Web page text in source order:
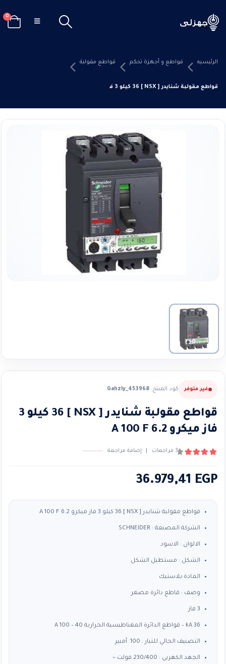
0
الرئيسيه قواطع و أجهزة تحكم قواطع مقولبة
قواطع مقولبة شنايدر [ NSX ] 36 كيلو 3 فاز ميكرو 6.2 A 100 F
غير متوفر كود المنتج: Gahzly_453968
قواطع مقولبة شنايدر [ NSX ] 36 كيلو 3
فاز ميكرو 6.2 A 100 F
3 مراجعات إضافة مراجعة
36.979,41 EGP
قواطع مقولبة شنايدر [ NSX ] 36 كيلو 3 فاز ميكرو 6.2 A 100 F
الشركة المصنعة : SCHNEIDER
الالوان : الاسود
الشكل : مستطيل الشكل
المادة:بلاستيك
وصف : قاطع دائرة مصغر
3 فاز
36 kA – قواطع الدائرة المغناطيسية الحرارية 40 – 100 A
التصنيف الحالي للتيار : 100 أمبير
الجهد الكهربى : 230/400 فولت ~